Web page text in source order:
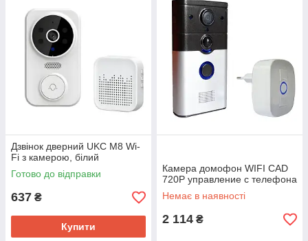
Дзвінок дверний UKC M8 Wi-
Fi з камерою, білий
Готово до відправки
637 ₴
Купити
Камера домофон WIFI CAD
720P управление с телефона
Немає в наявності
2 114 ₴